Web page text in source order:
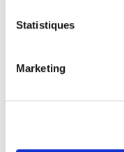
Statistiques
Marketing
LA